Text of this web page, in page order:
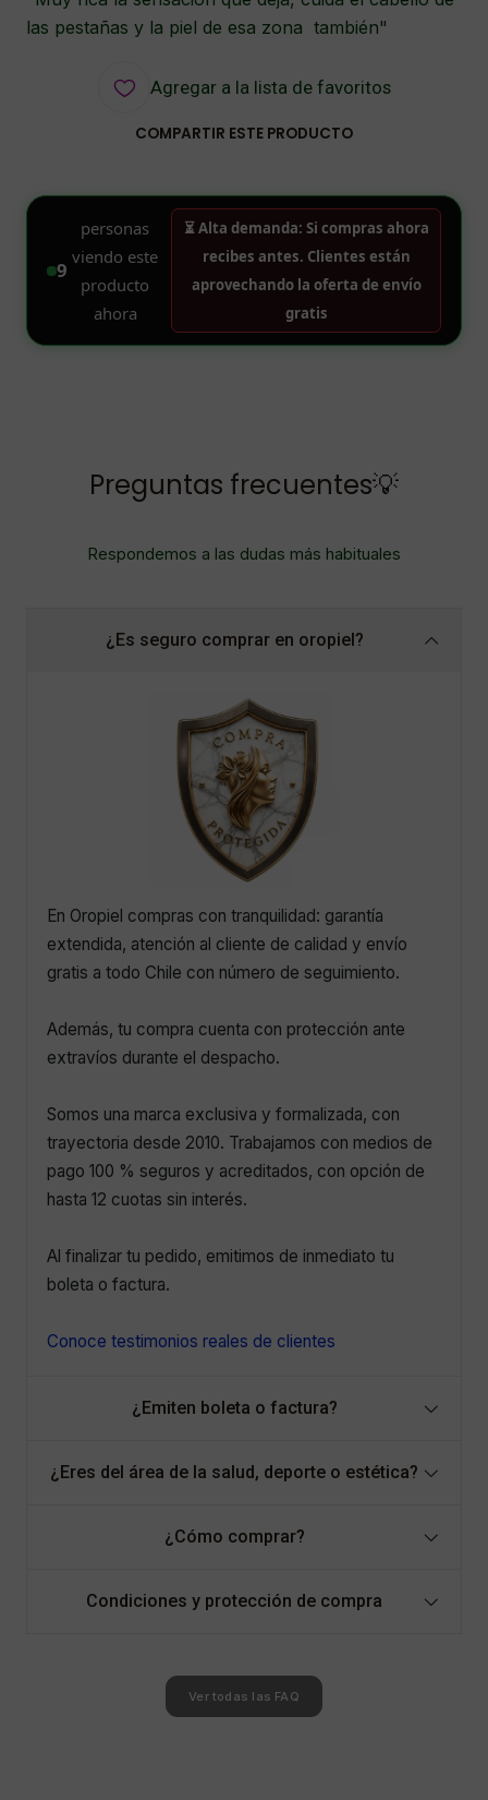
las pestañas y la piel de esa zona también"
Agregar a la lista de favoritos
COMPARTIR ESTE PRODUCTO
Preguntas frecuentes💡
Respondemos a las dudas más habituales
¿Es seguro comprar en oropiel?
En Oropiel compras con tranquilidad: garantía
extendida, atención al cliente de calidad y envío
gratis a todo Chile con número de seguimiento.
Además, tu compra cuenta con protección ante
extravíos durante el despacho.
Somos una marca exclusiva y formalizada, con
trayectoria desde 2010. Trabajamos con medios de
pago 100 % seguros y acreditados, con opción de
hasta 12 cuotas sin interés.
Al finalizar tu pedido, emitimos de inmediato tu
boleta o factura.
Conoce testimonios reales de clientes
¿Emiten boleta o factura?
¿Eres del área de la salud, deporte o estética?
¿Cómo comprar?
Condiciones y protección de compra
Ver todas las FAQ